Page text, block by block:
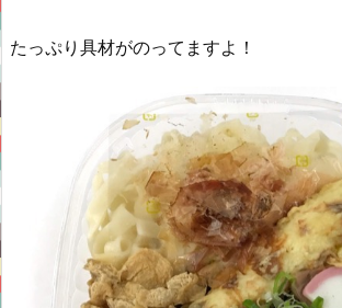
たっぷり具材がのってますよ！